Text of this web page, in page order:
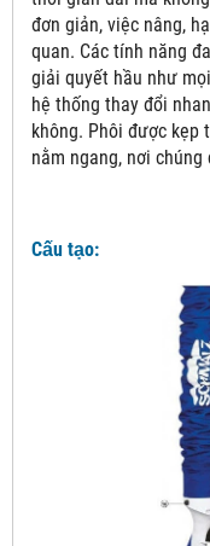
đơn giản, việc nâng,
quan. Các tính năng
giải quyết hầu như
hệ thống thay đổi
không. Phôi được
nằm ngang, nơi
Cấu tạo: